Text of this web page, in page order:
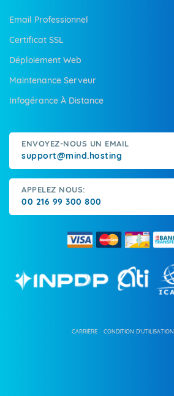
Email Professionnel
Certificat SSL
Déploiement Web
Maintenance Serveur
Infogérance À Distance
ENVOYEZ-NOUS UN EMAIL
support@mind.hosting
APPELEZ NOUS:
00 216 99 300 800
CONDITION D'UTILISATION
CARRIÈRE